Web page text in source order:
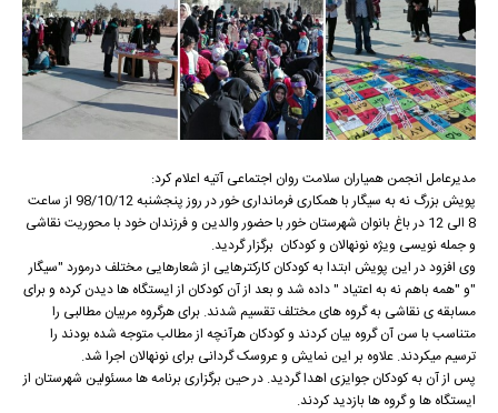
مدیرعامل انجمن همیاران سلامت روان اجتماعی آتیه اعلام کرد:
پویش بزرگ نه به سیگار با همکاری فرمانداری خور در روز پنجشنبه 98/10/12 از ساعت
8 الی 12 در باغ بانوان شهرستان خور با حضور والدین و فرزندان خود با محوریت نقاشی
و جمله نویسی ویژه نونهالان و کودکان برگزار گردید.
وی افزود در این پویش ابتدا به کودکان کارکترهایی از شعارهایی مختلف درمورد "سیگار
"و "همه باهم نه به اعتیاد " داده شد و بعد از آن کودکان از ایستگاه ها دیدن کرده و برای
مسابقه ی نقاشی به گروه های مختلف تقسیم شدند. برای هرگروه مربیان مطالبی را
متناسب با سن آن گروه بیان کردند و کودکان هرآنچه از مطالب متوجه شده بودند را
ترسیم میکردند. علاوه بر این نمایش و عروسک گردانی برای نونهالان اجرا شد.
پس از آن به کودکان جوایزی اهدا گردید. در حین برگزاری برنامه ها مسئولین شهرستان از
ایستگاه ها و گروه ها بازدید کردند.